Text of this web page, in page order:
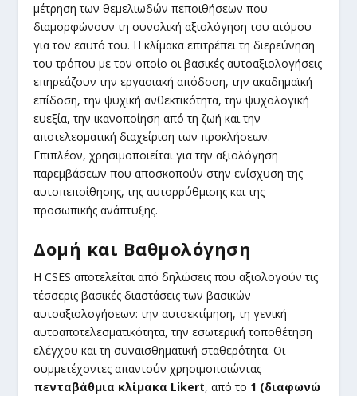
μέτρηση των θεμελιωδών πεποιθήσεων που
διαμορφώνουν τη συνολική αξιολόγηση του ατόμου
για τον εαυτό του. Η κλίμακα επιτρέπει τη διερεύνηση
του τρόπου με τον οποίο οι βασικές αυτοαξιολογήσεις
επηρεάζουν την εργασιακή απόδοση, την ακαδημαϊκή
επίδοση, την ψυχική ανθεκτικότητα, την ψυχολογική
ευεξία, την ικανοποίηση από τη ζωή και την
αποτελεσματική διαχείριση των προκλήσεων.
Επιπλέον, χρησιμοποιείται για την αξιολόγηση
παρεμβάσεων που αποσκοπούν στην ενίσχυση της
αυτοπεποίθησης, της αυτορρύθμισης και της
προσωπικής ανάπτυξης.
Δομή και Βαθμολόγηση
Η CSES αποτελείται από δηλώσεις που αξιολογούν τις
τέσσερις βασικές διαστάσεις των βασικών
αυτοαξιολογήσεων: την αυτοεκτίμηση, τη γενική
αυτοαποτελεσματικότητα, την εσωτερική τοποθέτηση
ελέγχου και τη συναισθηματική σταθερότητα. Οι
συμμετέχοντες απαντούν χρησιμοποιώντας
πενταβάθμια κλίμακα Likert, από το 1 (διαφωνώ